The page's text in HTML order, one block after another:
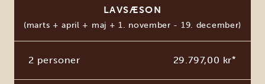
LAVSÆSON
(marts + april + maj + 1. november - 19. december)
2 personer 29.797,00 kr*